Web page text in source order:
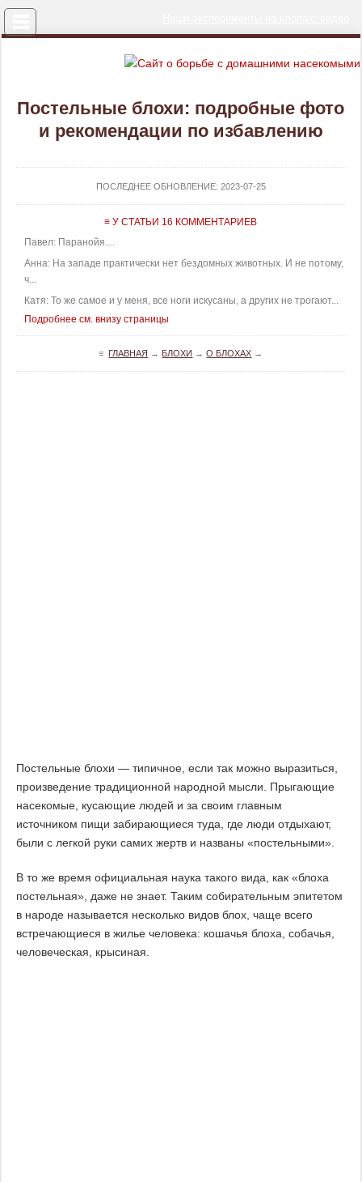
Постельные блохи: подробные фото
и рекомендации по избавлению
ПОСЛЕДНЕЕ ОБНОВЛЕНИЕ: 2023-07-25
≡ У СТАТЬИ 16 КОММЕНТАРИЕВ
Павел: Паранойя....
Анна: На западе практически нет бездомных животных. И не потому,
ч...
Катя: То же самое и у меня, все ноги искусаны, а других не трогают...
Подробнее см. внизу страницы
≡ ГЛАВНАЯ → БЛОХИ →О БЛОХАХ →
Постельные блохи — типичное, если так можно выразиться,
произведение традиционной народной мысли. Прыгающие
насекомые, кусающие людей и за своим главным
источником пищи забирающиеся туда, где люди отдыхают,
были с легкой руки самих жертв и названы «постельными».
В то же время официальная наука такого вида, как «блоха
постельная», даже не знает. Таким собирательным эпитетом
в народе называется несколько видов блох, чаще всего
встречающиеся в жилье человека: кошачья блоха, собачья,
человеческая, крысиная.